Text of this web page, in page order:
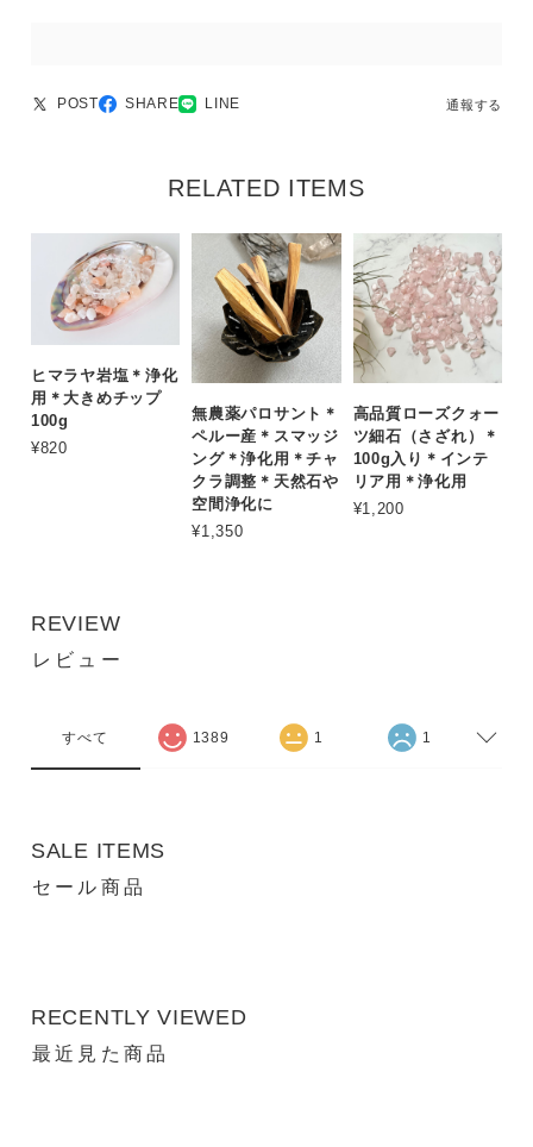
POST SHARE LINE 通報する
RELATED ITEMS
ヒマラヤ岩塩＊浄化
用＊大きめチップ
100g
¥820
無農薬パロサント＊
ペルー産＊スマッジ
ング＊浄化用＊チャ
クラ調整＊天然石や
空間浄化に
¥1,350
高品質ローズクォー
ツ細石（さざれ）＊
100g入り＊インテ
リア用＊浄化用
¥1,200
REVIEW
レビュー
すべて 1389 1 1
SALE ITEMS
セール商品
RECENTLY VIEWED
最近見た商品